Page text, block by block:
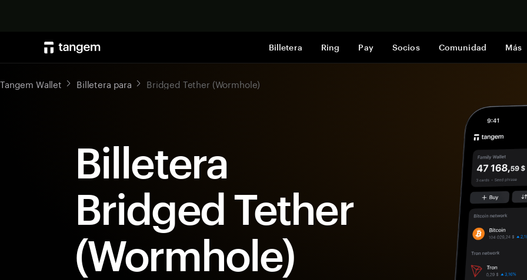
Billetera Ring Pay Socios Comunidad Más
Tangem Wallet Billetera para Bridged Tether (Wormhole)
Billetera
Bridged Tether
(Wormhole)